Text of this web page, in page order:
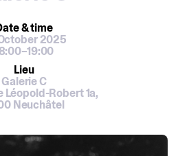
& time
2025
Lieu
Galerie C
Léopold-Robert 1a,
Neuchâtel